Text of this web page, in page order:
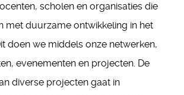
scholen en organisaties die
met duurzame ontwikkeling in het
doen we middels onze netwerken,
evenementen en projecten. De
diverse projecten gaat in